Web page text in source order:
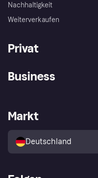
Nachhaltigkeit
Weiterverkaufen
Privat
Klarna App
Shops entdecken
Käuferschutzrichtlinie
Business
Händlerportal
Markt
Deutschland